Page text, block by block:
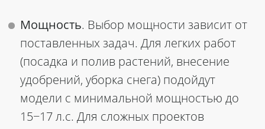
Мощность. Выбор мощности зависит от
поставленных задач. Для легких работ
(посадка и полив растений, внесение
удобрений, уборка снега) подойдут
модели с минимальной мощностью до
15−17 л.с. Для сложных проектов